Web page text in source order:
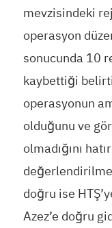
mevzisindeki
operasyon
sonucunda 10
kaybettiği
operasyonun
olduğunu ve
olmadığını
doğru ise
Azez’e doğru